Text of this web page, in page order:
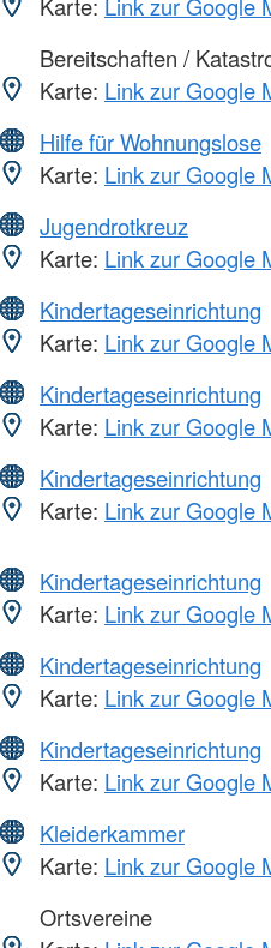
Bereitschaften /
Karte: Link zur Google
Hilfe für Wohnungslose
Karte: Link zur Google
Jugendrotkreuz
Karte: Link zur Google
Kindertageseinrichtung
Karte: Link zur Google
Kindertageseinrichtung
Karte: Link zur Google
Kindertageseinrichtung
Karte: Link zur Google
Kindertageseinrichtung
Karte: Link zur Google
Kindertageseinrichtung
Karte: Link zur Google
Kindertageseinrichtung
Karte: Link zur Google
Kleiderkammer
Karte: Link zur Google
Ortsvereine